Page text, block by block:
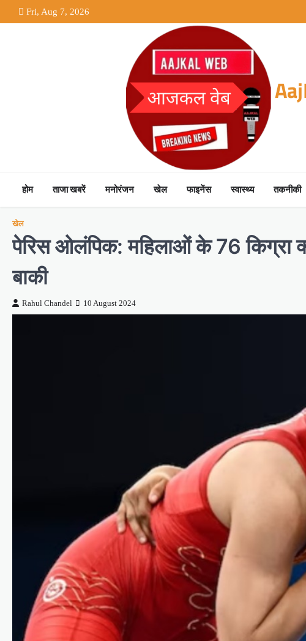
to
Fri, Aug 7, 2026
होम ताजा खबरें मनोरंजन खेल फाइनेंस स्वास्थ्य तकनीकी
खेल
पेरिस ओलंपिक: महिलाओं के 76 किग्रा
बाकी
Rahul Chandel 10 August 2024